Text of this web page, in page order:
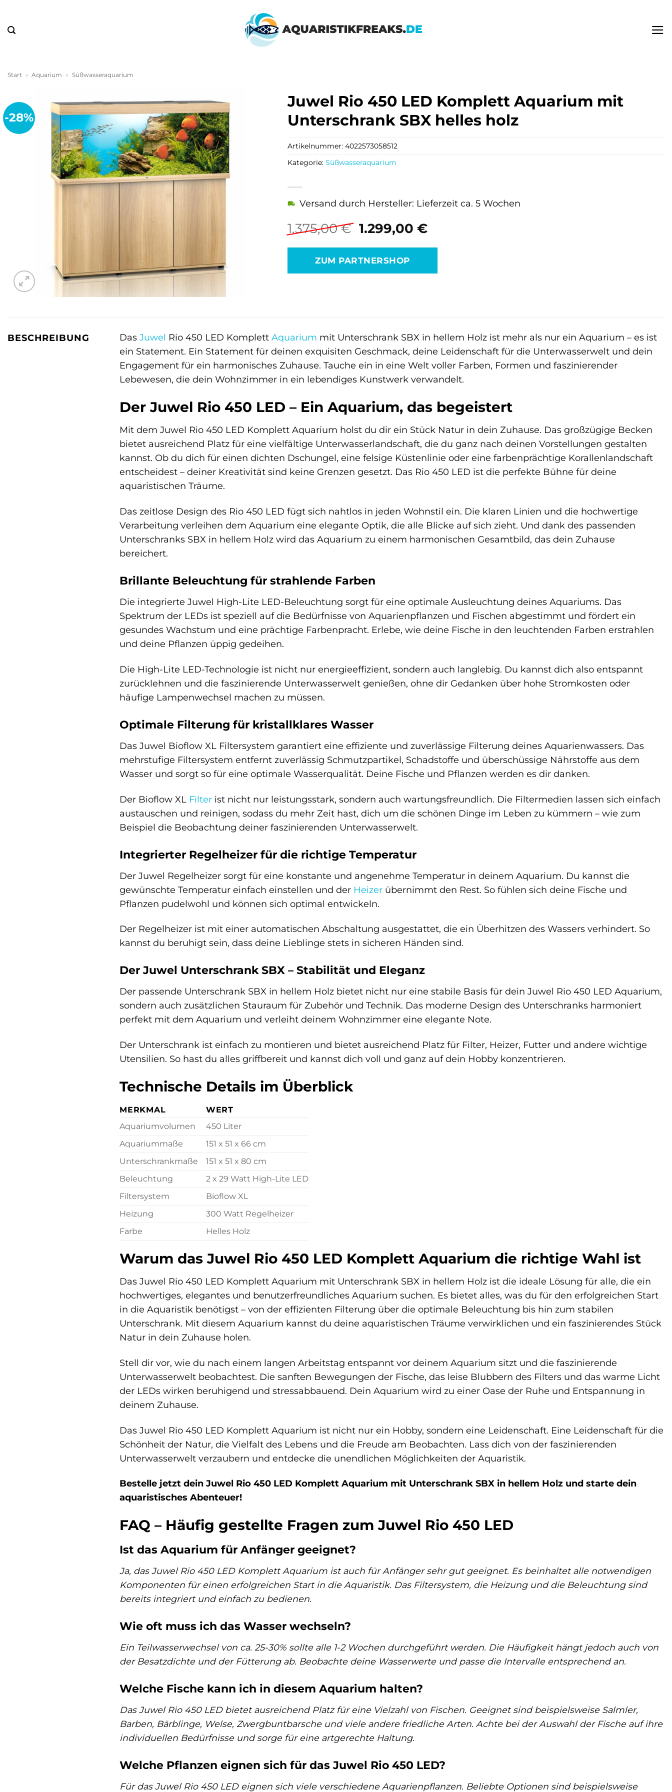
springen
Start » Aquarium » Süßwasseraquarium
-28%
Juwel Rio 450 LED Komplett Aquarium mit
Unterschrank SBX helles holz
1.375,00€ Ursprünglicher
war:
1.375,00 €
1.299,00 €Aktueller
Versand durch Hersteller: Lieferzeit ca. 5 Wochen
ZUM PARTNERSHOP
Artikelnummer: 4022573058512
Kategorie: Süßwasseraquarium
BESCHREIBUNG Das Juwel Rio 450 LED Komplett Aquarium mit Unterschrank SBX in hellem Holz ist mehr als nur ein Aquarium – es ist
ein Statement. Ein Statement für deinen exquisiten Geschmack, deine Leidenschaft für die Unterwasserwelt und dein
Engagement für ein harmonisches Zuhause. Tauche ein in eine Welt voller Farben, Formen und faszinierender
Lebewesen, die dein Wohnzimmer in ein lebendiges Kunstwerk verwandelt.
Der Juwel Rio 450 LED – Ein Aquarium, das begeistert
Mit dem Juwel Rio 450 LED Komplett Aquarium holst du dir ein Stück Natur in dein Zuhause. Das großzügige Becken
bietet ausreichend Platz für eine vielfältige Unterwasserlandschaft, die du ganz nach deinen Vorstellungen gestalten
kannst. Ob du dich für einen dichten Dschungel, eine felsige Küstenlinie oder eine farbenprächtige Korallenlandschaft
entscheidest – deiner Kreativität sind keine Grenzen gesetzt. Das Rio 450 LED ist die perfekte Bühne für deine
aquaristischen Träume.
Das zeitlose Design des Rio 450 LED fügt sich nahtlos in jeden Wohnstil ein. Die klaren Linien und die hochwertige
Verarbeitung verleihen dem Aquarium eine elegante Optik, die alle Blicke auf sich zieht. Und dank des passenden
Unterschranks SBX in hellem Holz wird das Aquarium zu einem harmonischen Gesamtbild, das dein Zuhause
bereichert.
Brillante Beleuchtung für strahlende Farben
Die integrierte Juwel High-Lite LED-Beleuchtung sorgt für eine optimale Ausleuchtung deines Aquariums. Das
Spektrum der LEDs ist speziell auf die Bedürfnisse von Aquarienpflanzen und Fischen abgestimmt und fördert ein
gesundes Wachstum und eine prächtige Farbenpracht. Erlebe, wie deine Fische in den leuchtenden Farben erstrahlen
und deine Pflanzen üppig gedeihen.
Die High-Lite LED-Technologie ist nicht nur energieeffizient, sondern auch langlebig. Du kannst dich also entspannt
zurücklehnen und die faszinierende Unterwasserwelt genießen, ohne dir Gedanken über hohe Stromkosten oder
häufige Lampenwechsel machen zu müssen.
Optimale Filterung für kristallklares Wasser
Das Juwel Bioflow XL Filtersystem garantiert eine effiziente und zuverlässige Filterung deines Aquarienwassers. Das
mehrstufige Filtersystem entfernt zuverlässig Schmutzpartikel, Schadstoffe und überschüssige Nährstoffe aus dem
Wasser und sorgt so für eine optimale Wasserqualität. Deine Fische und Pflanzen werden es dir danken.
Der Bioflow XL Filter ist nicht nur leistungsstark, sondern auch wartungsfreundlich. Die Filtermedien lassen sich einfach
austauschen und reinigen, sodass du mehr Zeit hast, dich um die schönen Dinge im Leben zu kümmern – wie zum
Beispiel die Beobachtung deiner faszinierenden Unterwasserwelt.
Integrierter Regelheizer für die richtige Temperatur
Der Juwel Regelheizer sorgt für eine konstante und angenehme Temperatur in deinem Aquarium. Du kannst die
gewünschte Temperatur einfach einstellen und der Heizer übernimmt den Rest. So fühlen sich deine Fische und
Pflanzen pudelwohl und können sich optimal entwickeln.
Der Regelheizer ist mit einer automatischen Abschaltung ausgestattet, die ein Überhitzen des Wassers verhindert. So
kannst du beruhigt sein, dass deine Lieblinge stets in sicheren Händen sind.
Der Juwel Unterschrank SBX – Stabilität und Eleganz
Der passende Unterschrank SBX in hellem Holz bietet nicht nur eine stabile Basis für dein Juwel Rio 450 LED Aquarium,
sondern auch zusätzlichen Stauraum für Zubehör und Technik. Das moderne Design des Unterschranks harmoniert
perfekt mit dem Aquarium und verleiht deinem Wohnzimmer eine elegante Note.
Der Unterschrank ist einfach zu montieren und bietet ausreichend Platz für Filter, Heizer, Futter und andere wichtige
Utensilien. So hast du alles griffbereit und kannst dich voll und ganz auf dein Hobby konzentrieren.
Technische Details im Überblick
MERKMAL
WERT
Aquariumvolumen
450 Liter
Aquariummaße
151 x 51 x 66 cm
Unterschrankmaße
151 x 51 x 80 cm
Beleuchtung
2 x 29 Watt High-Lite LED
Filtersystem
Bioflow XL
Heizung
300 Watt Regelheizer
Farbe
Helles Holz
Warum das Juwel Rio 450 LED Komplett Aquarium die richtige Wahl ist
Das Juwel Rio 450 LED Komplett Aquarium mit Unterschrank SBX in hellem Holz ist die ideale Lösung für alle, die ein
hochwertiges, elegantes und benutzerfreundliches Aquarium suchen. Es bietet alles, was du für den erfolgreichen Start
in die Aquaristik benötigst – von der effizienten Filterung über die optimale Beleuchtung bis hin zum stabilen
Unterschrank. Mit diesem Aquarium kannst du deine aquaristischen Träume verwirklichen und ein faszinierendes Stück
Natur in dein Zuhause holen.
Stell dir vor, wie du nach einem langen Arbeitstag entspannt vor deinem Aquarium sitzt und die faszinierende
Unterwasserwelt beobachtest. Die sanften Bewegungen der Fische, das leise Blubbern des Filters und das warme Licht
der LEDs wirken beruhigend und stressabbauend. Dein Aquarium wird zu einer Oase der Ruhe und Entspannung in
deinem Zuhause.
Das Juwel Rio 450 LED Komplett Aquarium ist nicht nur ein Hobby, sondern eine Leidenschaft. Eine Leidenschaft für die
Schönheit der Natur, die Vielfalt des Lebens und die Freude am Beobachten. Lass dich von der faszinierenden
Unterwasserwelt verzaubern und entdecke die unendlichen Möglichkeiten der Aquaristik.
Bestelle jetzt dein Juwel Rio 450 LED Komplett Aquarium mit Unterschrank SBX in hellem Holz und starte dein
aquaristisches Abenteuer!
FAQ – Häufig gestellte Fragen zum Juwel Rio 450 LED
Ist das Aquarium für Anfänger geeignet?
Ja, das Juwel Rio 450 LED Komplett Aquarium ist auch für Anfänger sehr gut geeignet. Es beinhaltet alle notwendigen
Komponenten für einen erfolgreichen Start in die Aquaristik. Das Filtersystem, die Heizung und die Beleuchtung sind
bereits integriert und einfach zu bedienen.
Wie oft muss ich das Wasser wechseln?
Ein Teilwasserwechsel von ca. 25-30% sollte alle 1-2 Wochen durchgeführt werden. Die Häufigkeit hängt jedoch auch von
der Besatzdichte und der Fütterung ab. Beobachte deine Wasserwerte und passe die Intervalle entsprechend an.
Welche Fische kann ich in diesem Aquarium halten?
Das Juwel Rio 450 LED bietet ausreichend Platz für eine Vielzahl von Fischen. Geeignet sind beispielsweise Salmler,
Barben, Bärblinge, Welse, Zwergbuntbarsche und viele andere friedliche Arten. Achte bei der Auswahl der Fische auf ihre
individuellen Bedürfnisse und sorge für eine artgerechte Haltung.
Welche Pflanzen eignen sich für das Juwel Rio 450 LED?
Für das Juwel Rio 450 LED eignen sich viele verschiedene Aquarienpflanzen. Beliebte Optionen sind beispielsweise